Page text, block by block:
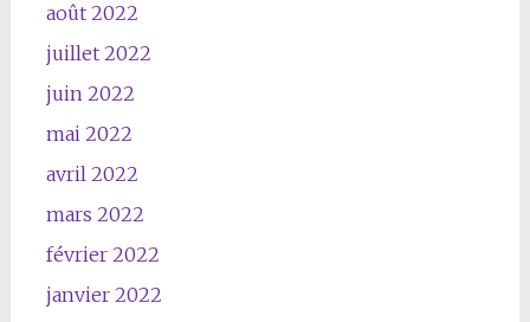
août 2022
juillet 2022
juin 2022
mai 2022
avril 2022
mars 2022
février 2022
janvier 2022